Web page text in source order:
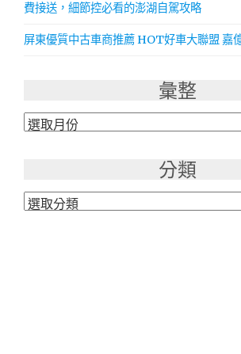
費接送，細節控必看的澎湖自駕攻略
屏東優質中古車商推薦 HOT好車大聯盟 嘉
彙整
彙
分類
分